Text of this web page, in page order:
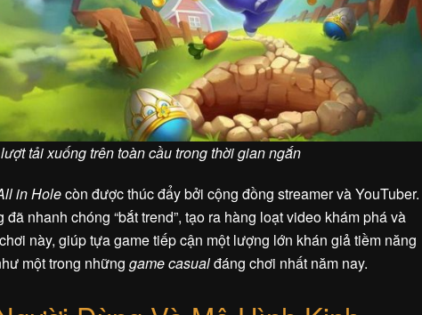
tải xuống trên toàn cầu trong thời gian ngắn
in Holecòn được thúc đẩy bởi cộng đồng streamer và YouTuber.
nhanh chóng “bắt trend”, tạo ra hàng loạt video khám phá và
này, giúp tựa game tiếp cận một lượng lớn khán giả tiềm năng
một trong những game casualđáng chơi nhất năm nay.